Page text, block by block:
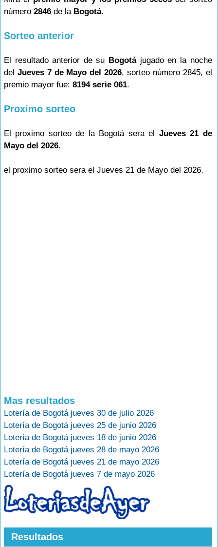
número 2846 de la Bogotá.
Sorteo anterior
El resultado anterior de su Bogotájugado en la noche
del Jueves 7 de Mayo del 2026, sorteo número 2845, el
premio mayor fue: 8194 serie 061.
Proximo sorteo
El proximo sorteo de la Bogotá sera el Jueves 21 de
Mayo del 2026.
el proximo sorteo sera el Jueves 21 de Mayo del 2026.
Mas resultados
Lotería de Bogotá jueves 30 de julio 2026
Lotería de Bogotá jueves 25 de junio 2026
Lotería de Bogotá jueves 18 de junio 2026
Lotería de Bogotá jueves 28 de mayo 2026
Lotería de Bogotá jueves 21 de mayo 2026
Lotería de Bogotá jueves 7 de mayo 2026
Resultados